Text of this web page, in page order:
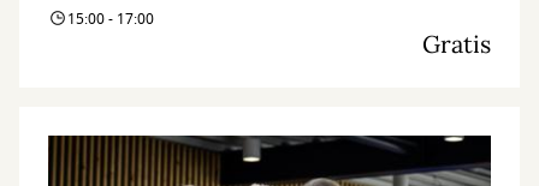
15:00 - 17:00
Gratis